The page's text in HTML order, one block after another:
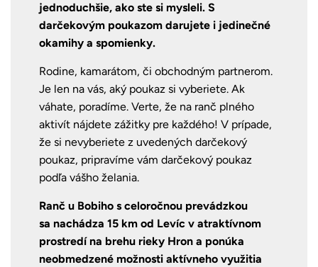
jednoduchšie, ako ste si mysleli. S
darčekovým poukazom darujete i jedinečné
okamihy a spomienky.
Rodine, kamarátom, či obchodným partnerom.
Je len na vás, aký poukaz si vyberiete. Ak
váhate, poradíme. Verte, že na ranč plného
aktivít nájdete zážitky pre každého! V prípade,
že si nevyberiete z uvedených darčekový
poukaz, pripravíme vám darčekový poukaz
podľa vášho želania.
Ranč u Bobiho s celoročnou prevádzkou
sa nachádza 15 km od Levíc v atraktívnom
prostredí na brehu rieky Hron a ponúka
neobmedzené možnosti aktívneho využitia